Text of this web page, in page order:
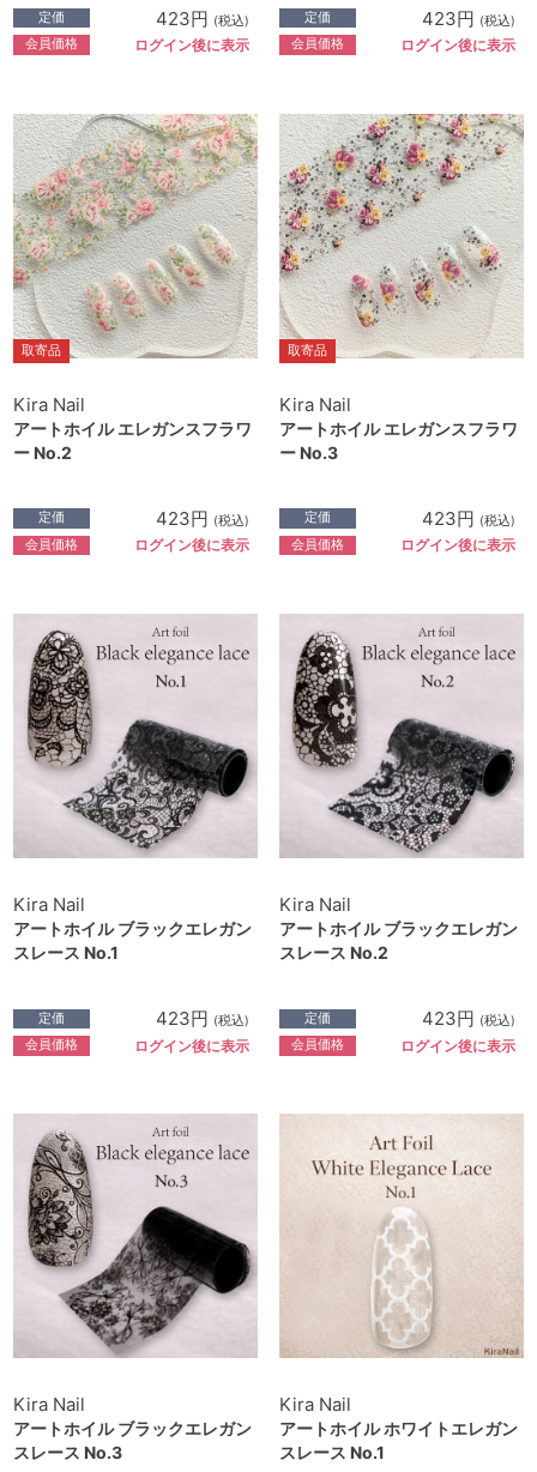
定価 423円 (税込)
会員価格 ログイン後に表示
定価 423円 (税込)
会員価格 ログイン後に表示
取寄品
Kira Nail
アートホイル エレガンスフラワ
ー No.2
定価 423円 (税込)
会員価格 ログイン後に表示
取寄品
Kira Nail
アートホイル エレガンスフラワ
ー No.3
定価 423円 (税込)
会員価格 ログイン後に表示
Kira Nail
アートホイル ブラックエレガン
スレース No.1
定価 423円 (税込)
会員価格 ログイン後に表示
Kira Nail
アートホイル ブラックエレガン
スレース No.2
定価 423円 (税込)
会員価格 ログイン後に表示
Kira Nail
アートホイル ブラックエレガン
スレース No.3
Kira Nail
アートホイル ホワイトエレガン
スレース No.1